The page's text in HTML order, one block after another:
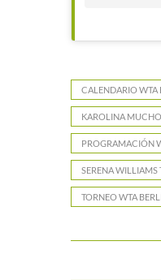
CALENDARIO WTA
KAROLINA
PROGRAMACIÓN
SERENA WILLIAMS
TORNEO WTA